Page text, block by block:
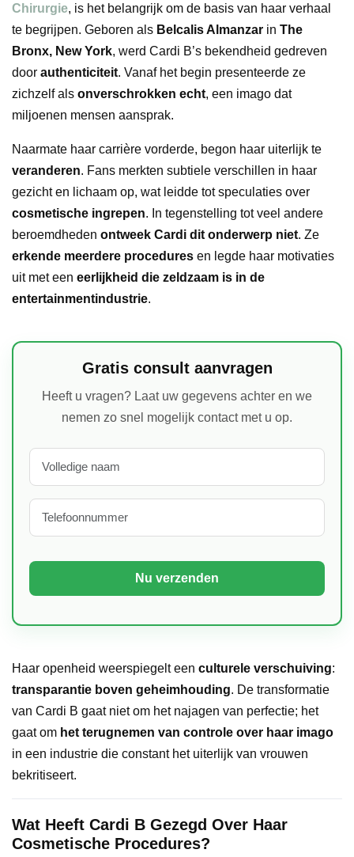
Chirurgie, is het belangrijk om de basis van haar verhaal
te begrijpen. Geboren als Belcalis Almanzar in The
Bronx, New York, werd Cardi B’s bekendheid gedreven
door authenticiteit. Vanaf het begin presenteerde ze
zichzelf als onverschrokken echt, een imago dat
miljoenen mensen aansprak.
Naarmate haar carrière vorderde, begon haar uiterlijk te
veranderen. Fans merkten subtiele verschillen in haar
gezicht en lichaam op, wat leidde tot speculaties over
cosmetische ingrepen. In tegenstelling tot veel andere
beroemdheden ontweek Cardi dit onderwerp niet. Ze
erkende meerdere procedures en legde haar motivaties
uit met een eerlijkheid die zeldzaam is in de
entertainmentindustrie.
Gratis consult aanvragen
Heeft u vragen? Laat uw gegevens achter en we
nemen zo snel mogelijk contact met u op.
Haar openheid weerspiegelt een culturele verschuiving:
transparantie boven geheimhouding. De transformatie
van Cardi B gaat niet om het najagen van perfectie; het
gaat om het terugnemen van controle over haar imago
in een industrie die constant het uiterlijk van vrouwen
bekritiseert.
Wat Heeft Cardi B Gezegd Over Haar
Cosmetische Procedures?